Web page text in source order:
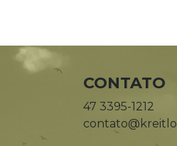
CONTATO
47 3395-1212